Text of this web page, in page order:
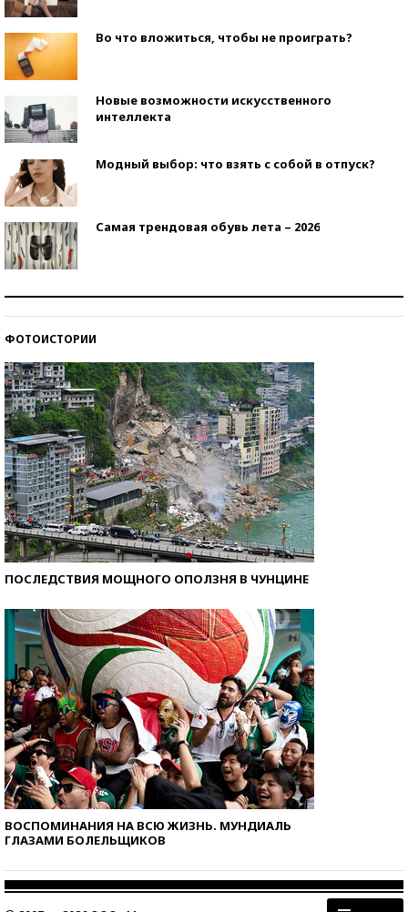
Во что вложиться, чтобы не проиграть?
Новые возможности искусственного
интеллекта
Модный выбор: что взять с собой в отпуск?
Самая трендовая обувь лета – 2026
ФОТОИСТОРИИ
ПОСЛЕДСТВИЯ МОЩНОГО ОПОЛЗНЯ В ЧУНЦИНЕ
ВОСПОМИНАНИЯ НА ВСЮ ЖИЗНЬ. МУНДИАЛЬ
ГЛАЗАМИ БОЛЕЛЬЩИКОВ